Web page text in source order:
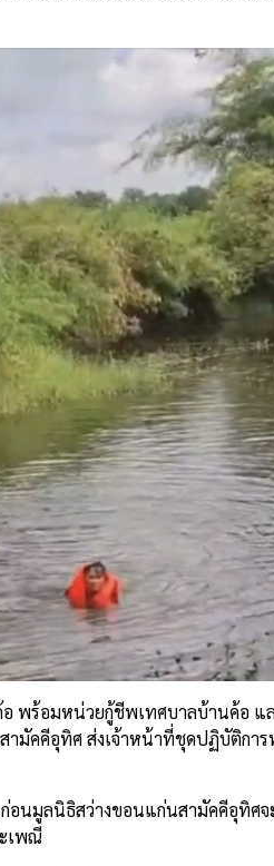
พร้อมหน่วยกู้ชีพเทศบาลบ้านค้อ
มัคคีอุทิศ ส่งเจ้าหน้าที่ชุดปฏิบัติกา
อนมูลนิธิสว่างขอนแก่นสามัคคีอุทิศ
เพณี